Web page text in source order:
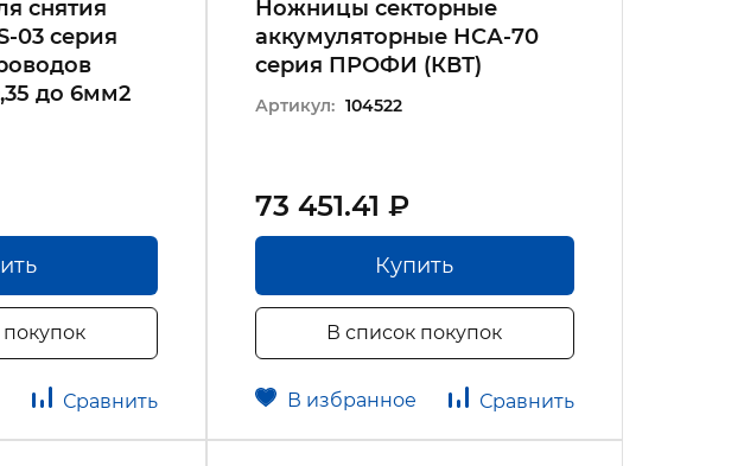
снятия
03 серия
до 6мм2
Сравнить
Ножницы секторные
аккумуляторные НСА-70
серия ПРОФИ (КВТ)
Артикул: 104522
73 451.41 ₽
Купить
В список покупок
В избранное Сравнить